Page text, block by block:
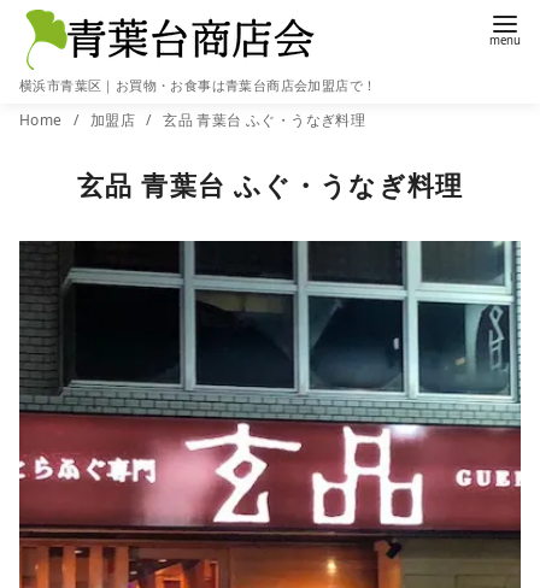
横浜市青葉区｜お買物・お食事は青葉台商店会加盟店で！
Home 加盟店 玄品 青葉台 ふぐ・うなぎ料理
玄品 青葉台 ふぐ・うなぎ料理